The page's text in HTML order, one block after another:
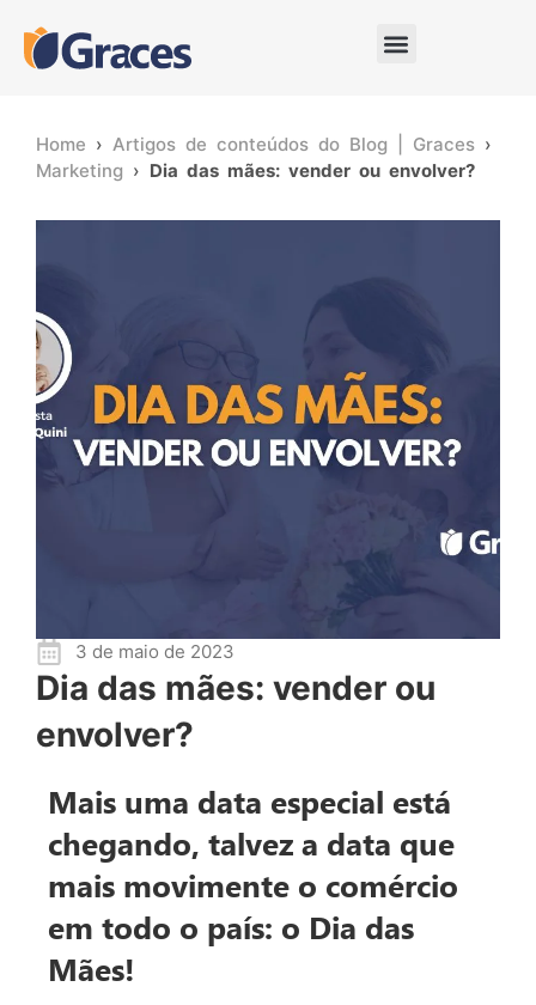
Home › Artigos de conteúdos do Blog | Graces ›
Marketing › Dia das mães: vender ou envolver?
3 de maio de 2023
Dia das mães: vender ou
envolver?
Mais uma data especial está
chegando, talvez a data que
mais movimente o comércio
em todo o país: o Dia das
Mães!